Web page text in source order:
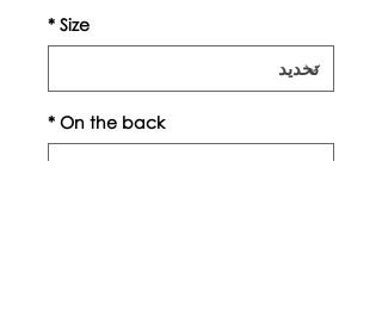
Size
*
On the back
*